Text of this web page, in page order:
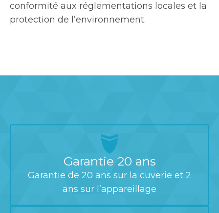
conformité aux réglementations locales et la
protection de l’environnement.
Garantie 20 ans
Garantie de 20 ans sur la cuverie et 2
ans sur l’appareillage